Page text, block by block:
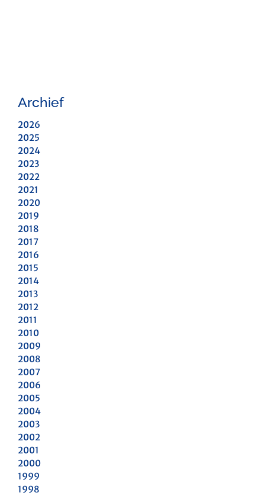
Archief
2026
2025
2024
2023
2022
2021
2020
2019
2018
2017
2016
2015
2014
2013
2012
2011
2010
2009
2008
2007
2006
2005
2004
2003
2002
2001
2000
1999
1998